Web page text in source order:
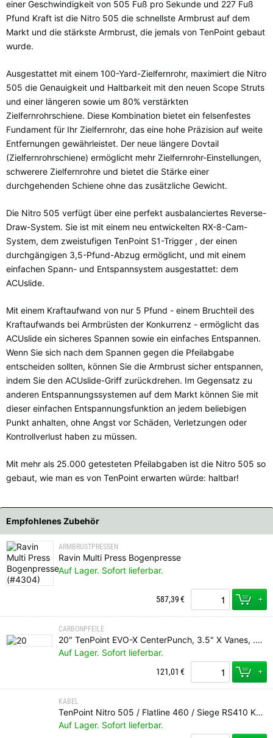
einer Geschwindigkeit von 505 Fuß pro Sekunde und 227 Fuß
Pfund Kraft ist die Nitro 505 die schnellste Armbrust auf dem
Markt und die stärkste Armbrust, die jemals von TenPoint gebaut
wurde.
Ausgestattet mit einem 100-Yard-Zielfernrohr, maximiert die Nitro
505 die Genauigkeit und Haltbarkeit mit den neuen Scope Struts
und einer längeren sowie um 80% verstärkten
Zielfernrohrschiene. Diese Kombination bietet ein felsenfestes
Fundament für Ihr Zielfernrohr, das eine hohe Präzision auf weite
Entfernungen gewährleistet. Der neue längere Dovtail
(Zielfernrohrschiene) ermöglicht mehr Zielfernrohr-Einstellungen,
schwerere Zielfernrohre und bietet die Stärke einer
durchgehenden Schiene ohne das zusätzliche Gewicht.
Die Nitro 505 verfügt über eine perfekt ausbalanciertes Reverse-
Draw-System. Sie ist mit einem neu entwickelten RX-8-Cam-
System, dem zweistufigen TenPoint S1-Trigger , der einen
durchgängigen 3,5-Pfund-Abzug ermöglicht, und mit einem
einfachen Spann- und Entspannsystem ausgestattet: dem
ACUslide.
Mit einem Kraftaufwand von nur 5 Pfund - einem Bruchteil des
Kraftaufwands bei Armbrüsten der Konkurrenz - ermöglicht das
ACUslide ein sicheres Spannen sowie ein einfaches Entspannen.
Wenn Sie sich nach dem Spannen gegen die Pfeilabgabe
entscheiden sollten, können Sie die Armbrust sicher entspannen,
indem Sie den ACUslide-Griff zurückdrehen. Im Gegensatz zu
anderen Entspannungssystemen auf dem Markt können Sie mit
dieser einfachen Entspannungsfunktion an jedem beliebigen
Punkt anhalten, ohne Angst vor Schäden, Verletzungen oder
Kontrollverlust haben zu müssen.
Mit mehr als 25.000 getesteten Pfeilabgaben ist die Nitro 505 so
gebaut, wie man es von TenPoint erwarten würde: haltbar!
Empfohlenes Zubehör
ARMBRUSTPRESSEN
Ravin Multi Press Bogenpresse
Auf Lager. Sofort lieferbar.
587,39€ +
CARBONPFEILE
20" TenPoint EVO-X CenterPunch, 3.5" X Vanes, .001, Messing Insert, Alpha Nock HP gelb (6 pk)
Auf Lager. Sofort lieferbar.
121,01 € +
KABEL
TenPoint Nitro 505 / Flatline 460 / Siege RS410 Kabelsatz
Auf Lager. Sofort lieferbar.